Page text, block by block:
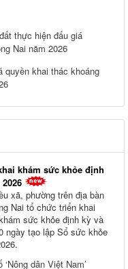
thực hiện đấu giá
Nai năm 2026
quyền khai thác khoáng
khám sức khỏe định
xã, phường trên địa bàn
Nai tổ chức triển khai
sức khỏe định kỳ và
ngày tạo lập Sổ sức khỏe
dân Việt Nam’